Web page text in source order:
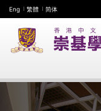
Eng 繁體 简体